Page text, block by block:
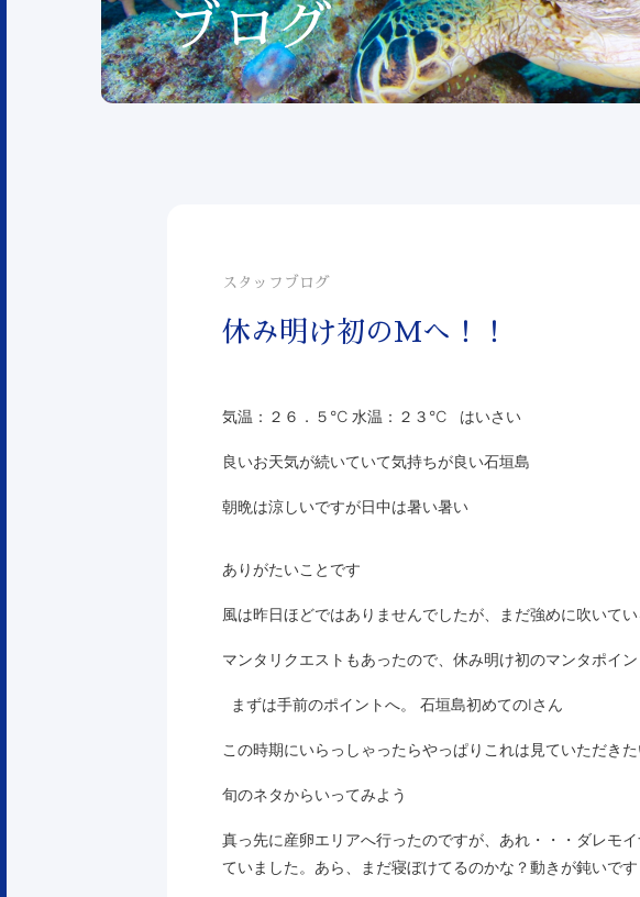
ブログ
スタッフブログ
休み明け初のMへ！！
気温：２６．５℃ 水温：２３℃ はいさい
良いお天気が続いていて気持ちが良い石垣島
朝晩は涼しいですが日中は暑い暑い
ありがたいことです
風は昨日ほどではありませんでしたが、まだ強めに吹いて
マンタリクエストもあったので、休み明け初のマンタポイ
まずは手前のポイントへ。 石垣島初めてのIさん
この時期にいらっしゃったらやっぱりこれは見ていただき
旬のネタからいってみよう
真っ先に産卵エリアへ行ったのですが、あれ・・・ダレ
ていました。あら、まだ寝ぼけてるのかな？動きが鈍いです